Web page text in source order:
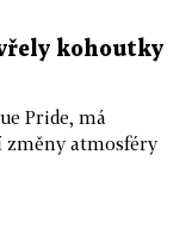
kohoutky
Pride, má
změny atmosféry